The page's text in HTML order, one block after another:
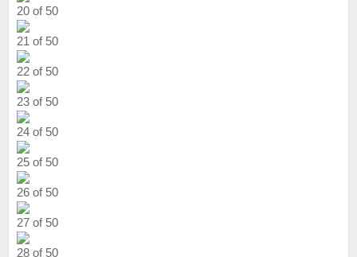
20 of 50
21 of 50
22 of 50
23 of 50
24 of 50
25 of 50
26 of 50
27 of 50
28 of 50